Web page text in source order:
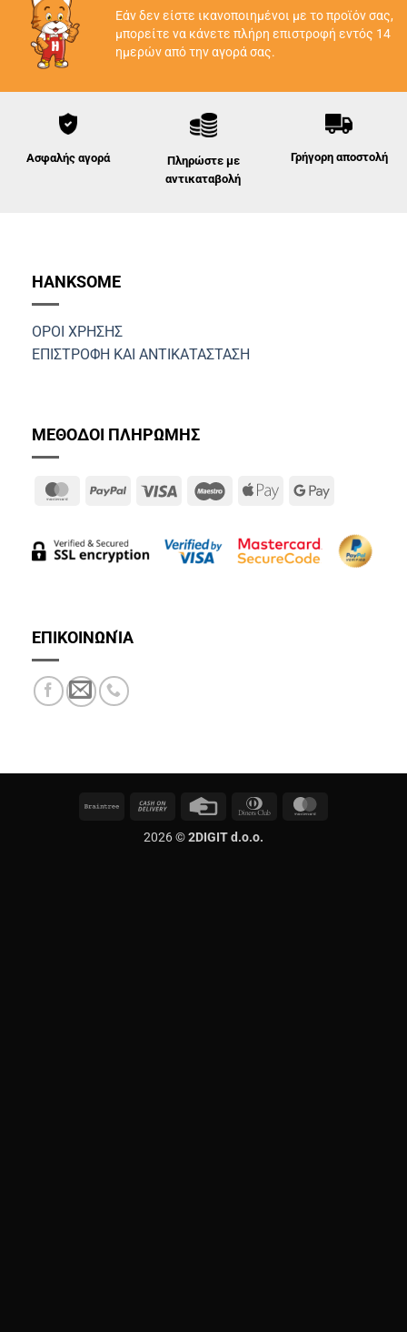
Εάν δεν είστε ικανοποιημένοι με το προϊόν σας,
μπορείτε να κάνετε πλήρη επιστροφή εντός 14
ημερών από την αγορά σας.
Ασφαλής αγορά
Πληρώστε με
αντικαταβολή
Γρήγορη αποστολή
HANKSOME
ΟΡΟΙ ΧΡΗΣΗΣ
ΕΠΙΣΤΡΟΦΗ ΚΑΙ ΑΝΤΙΚΑΤΑΣΤΑΣΗ
ΜΕΘΟΔΟΙ ΠΛΗΡΩΜΗΣ
MasterCardPayPal Visa MaestroApple
Google
ΕΠΙΚΟΙΝΩΝΊΑ
Braintree
Cash
Delivery
Credit
Dinners
2026 ©2DIGIT d.o.o.